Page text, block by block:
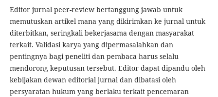
Editor jurnal peer-review bertanggung jawab untuk
memutuskan artikel mana yang dikirimkan ke jurnal untuk
diterbitkan, seringkali bekerjasama dengan masyarakat
terkait. Validasi karya yang dipermasalahkan dan
pentingnya bagi peneliti dan pembaca harus selalu
mendorong keputusan tersebut. Editor dapat dipandu oleh
kebijakan dewan editorial jurnal dan dibatasi oleh
persyaratan hukum yang berlaku terkait pencemaran